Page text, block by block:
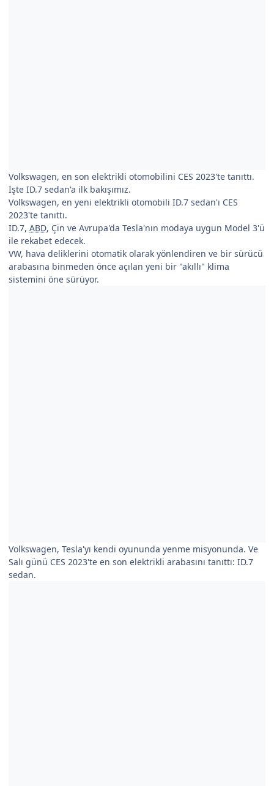
Volkswagen, en son elektrikli otomobilini CES 2023'te tanıttı.
İşte ID.7 sedan'a ilk bakışımız.
Volkswagen, en yeni elektrikli otomobili ID.7 sedan'ı CES
2023'te tanıttı.
ID.7, ABD, Çin ve Avrupa'da Tesla'nın modaya uygun Model 3'ü
ile rekabet edecek.
VW, hava deliklerini otomatik olarak yönlendiren ve bir sürücü
arabasına binmeden önce açılan yeni bir "akıllı" klima
sistemini öne sürüyor.
Volkswagen, Tesla'yı kendi oyununda yenme misyonunda. Ve
Salı günü CES 2023'te en son elektrikli arabasını tanıttı: ID.7
sedan.